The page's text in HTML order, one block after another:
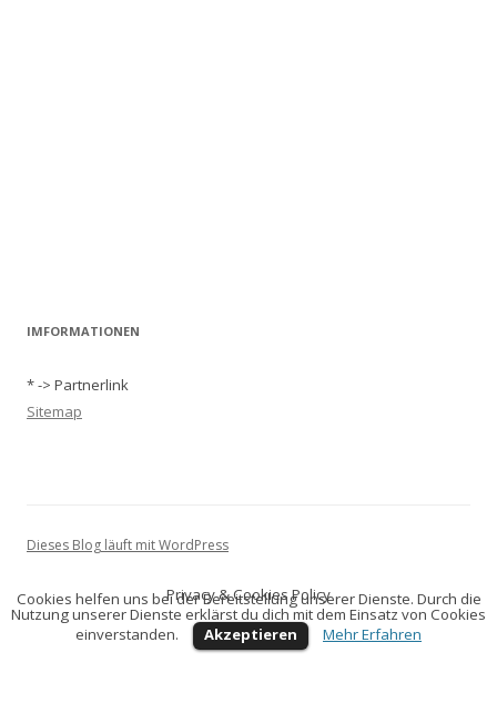
IMFORMATIONEN
* -> Partnerlink
Sitemap
Dieses Blog läuft mit WordPress
Cookies helfen uns bei der Bereitstellung unserer Dienste. Durch die
Nutzung unserer Dienste erklärst du dich mit dem Einsatz von Cookies
einverstanden.
Akzeptieren Mehr Erfahren
Privacy & Cookies Policy